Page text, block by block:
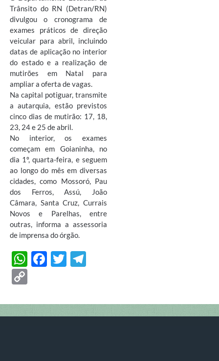
Trânsito do RN (Detran/RN)
divulgou o cronograma de
exames práticos de direção
veicular para abril, incluindo
datas de aplicação no interior
do estado e a realização de
mutirões em Natal para
ampliar a oferta de vagas.
Na capital potiguar, transmite
a autarquia, estão previstos
cinco dias de mutirão: 17, 18,
23, 24 e 25 de abril.
No interior, os exames
começam em Goianinha, no
dia 1º, quarta-feira, e seguem
ao longo do mês em diversas
cidades, como Mossoró, Pau
dos Ferros, Assú, João
Câmara, Santa Cruz, Currais
Novos e Parelhas, entre
outras, informa a assessoria
de imprensa do órgão.
W
s
A
F
b
o
T
er gr
a
p